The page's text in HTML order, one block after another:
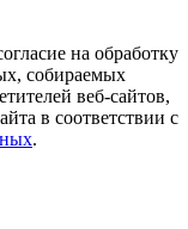
на обработку
собираемых
веб-сайтов,
в соответствии с
.